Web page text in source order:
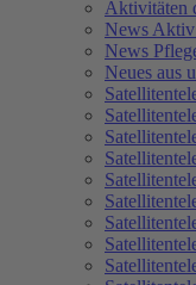
Aktivitäten
News
News
Neues aus